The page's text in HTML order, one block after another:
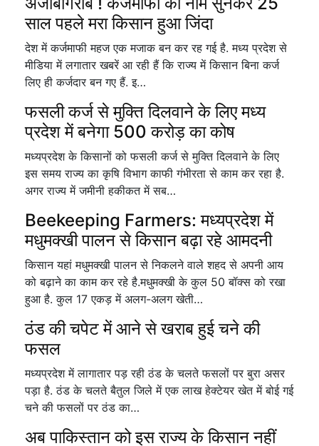
साल पहले मरा किसान हुआ जिंदा
देश में कर्जमाफी महज एक मजाक बन कर रह गई है. मध्य प्रदेश से
मीडिया में लगातार खबरें आ रही हैं कि राज्य में किसान बिना कर्ज
लिए ही कर्जदार बन गए हैं. इ…
फसली कर्ज से मुक्ति दिलवाने के लिए मध्य
प्रदेश में बनेगा 500 करोड़ का कोष
मध्यप्रदेश के किसानों को फसली कर्ज से मुक्ति दिलवाने के लिए
इस समय राज्य का कृषि विभाग काफी गंभीरता से काम कर रहा है.
अगर राज्य में जमीनी हकीकत में सब…
Beekeeping Farmers: मध्यप्रदेश में
मधुमक्खी पालन से किसान बढ़ा रहे आमदनी
किसान यहां मधुमक्खी पालन से निकलने वाले शहद से अपनी आय
को बढ़ाने का काम कर रहे है.मधुमक्खी के कुल 50 बॉक्स को रखा
हुआ है. कुल 17 एकड़ में अलग-अलग खेती…
ठंड की चपेट में आने से खराब हुई चने की
फसल
मध्यप्रदेश में लागातार पड़ रही ठंड के चलते फसलों पर बुरा असर
पड़ा है. ठंड के चलते बैतुल जिले में एक लाख हेक्टेयर खेत में बोई गई
चने की फसलों पर ठंड का…
अब पाकिस्तान को इस राज्य के किसान नहीं